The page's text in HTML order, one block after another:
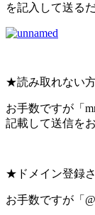
を記入して送る
★読み取れない
お手数ですが「
記載して送信を
★ドメイン登録
お手数ですが「